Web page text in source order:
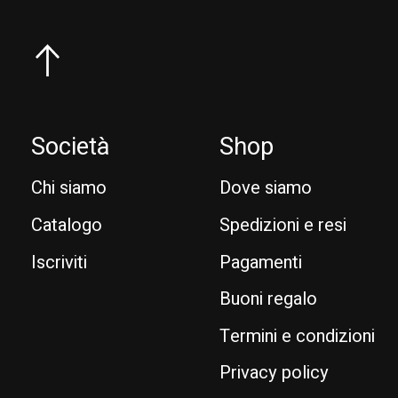
Società
Chi siamo
Catalogo
Iscriviti
Shop
Dove siamo
Spedizioni e resi
Pagamenti
Buoni regalo
Termini e condizioni
Privacy policy